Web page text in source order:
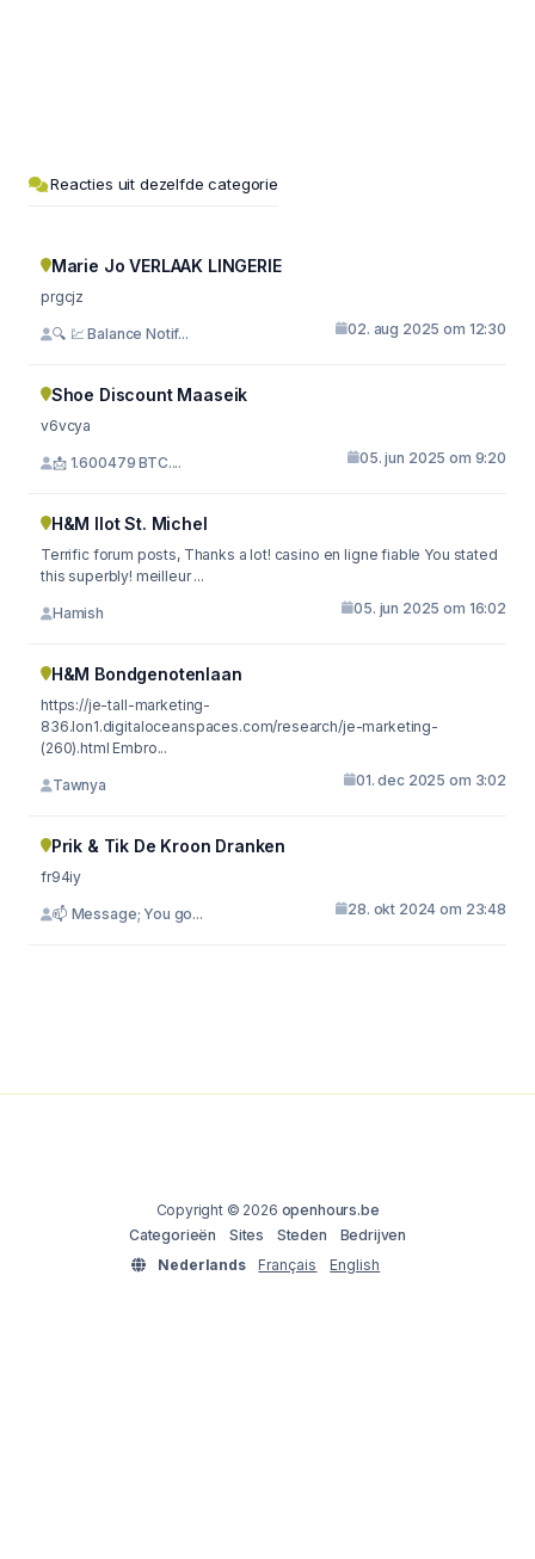
Reacties uit dezelfde categorie
Marie Jo VERLAAK LINGERIE
prgcjz
🔍 💹 Balance Notif... 02. aug 2025 om 12:30
Shoe Discount Maaseik
v6vcya
📩 1.600479 BTC.... 05. jun 2025 om 9:20
H&M Ilot St. Michel
Terrific forum posts, Thanks a lot! casino en ligne fiable You stated
this superbly! meilleur ...
Hamish 05. jun 2025 om 16:02
H&M Bondgenotenlaan
https://je-tall-marketing-
836.lon1.digitaloceanspaces.com/research/je-marketing-
(260).html Embro...
Tawnya 01. dec 2025 om 3:02
Prik & Tik De Kroon Dranken
fr94iy
📫 Message; You go... 28. okt 2024 om 23:48
Copyright © 2026 openhours.be
Categorieën
Sites Steden
Bedrijven
Nederlands
Français English